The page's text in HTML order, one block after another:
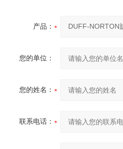
产品：
您的单位：
您的姓名：
联系电话：